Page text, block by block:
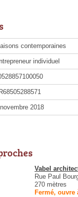
contemporaines
individuel
2018
Vabel
Rue Paul
270 mètres
Fermé, ouvre